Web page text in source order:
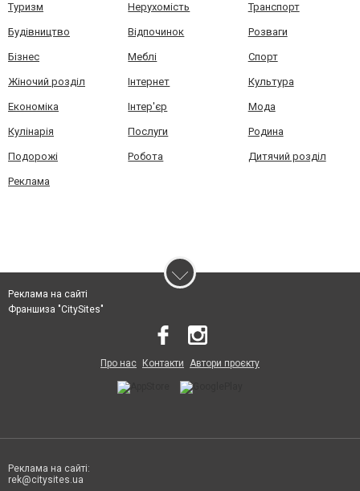
Туризм Нерухомість Транспорт
Будівництво Відпочинок Розваги
Бізнес Меблі Спорт
Жіночий розділ Інтернет Культура
Економіка Інтер'єр Мода
Кулінарія Послуги Родина
Подорожі Робота Дитячий розділ
Реклама
Реклама на сайті
Франшиза "CitySites"
Про нас Контакти Автори проєкту
Реклама на сайті:
rek@citysites.ua